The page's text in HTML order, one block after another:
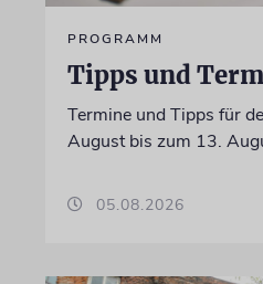
PROGRAMM
Tipps und
Termine und Tipps für
August bis zum 13.
05.08.2026